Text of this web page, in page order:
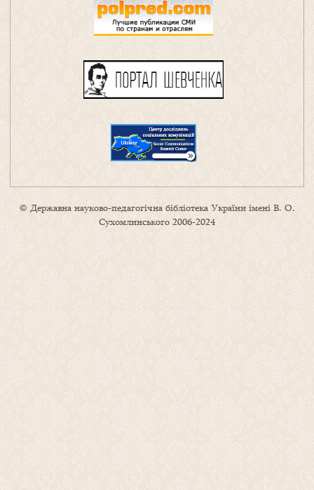
© Державна науково-педагогічна бібліотека України імені В. О.
Сухомлинського 2006-2024